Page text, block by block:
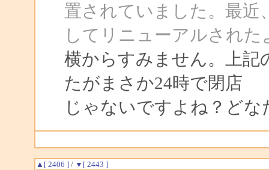
置されていました。最近
してリニューアルされた
横からすみません。上
たがまさか24時で閉店
じゃないですよね？ど
▲[ 2406 ]/ ▼[ 2443 ]